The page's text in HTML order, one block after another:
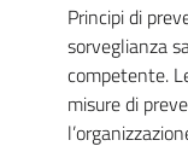
Principi di
sorveglianza
competente.
misure di